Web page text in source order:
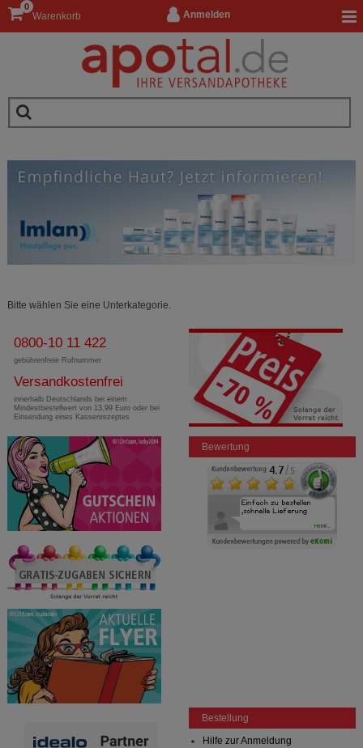
Anmelden
Warenkorb
0
Bitte wählen Sie eine Unterkategorie.
0800-10 11 422
gebührenfreie Rufnummer
Versandkostenfrei
innerhalb Deutschlands bei einem
Mindestbestellwert von 13,99 Euro oder bei
Einsendung eines Kassenrezeptes
Bewertung
Bestellung
Hilfe zur Anmeldung